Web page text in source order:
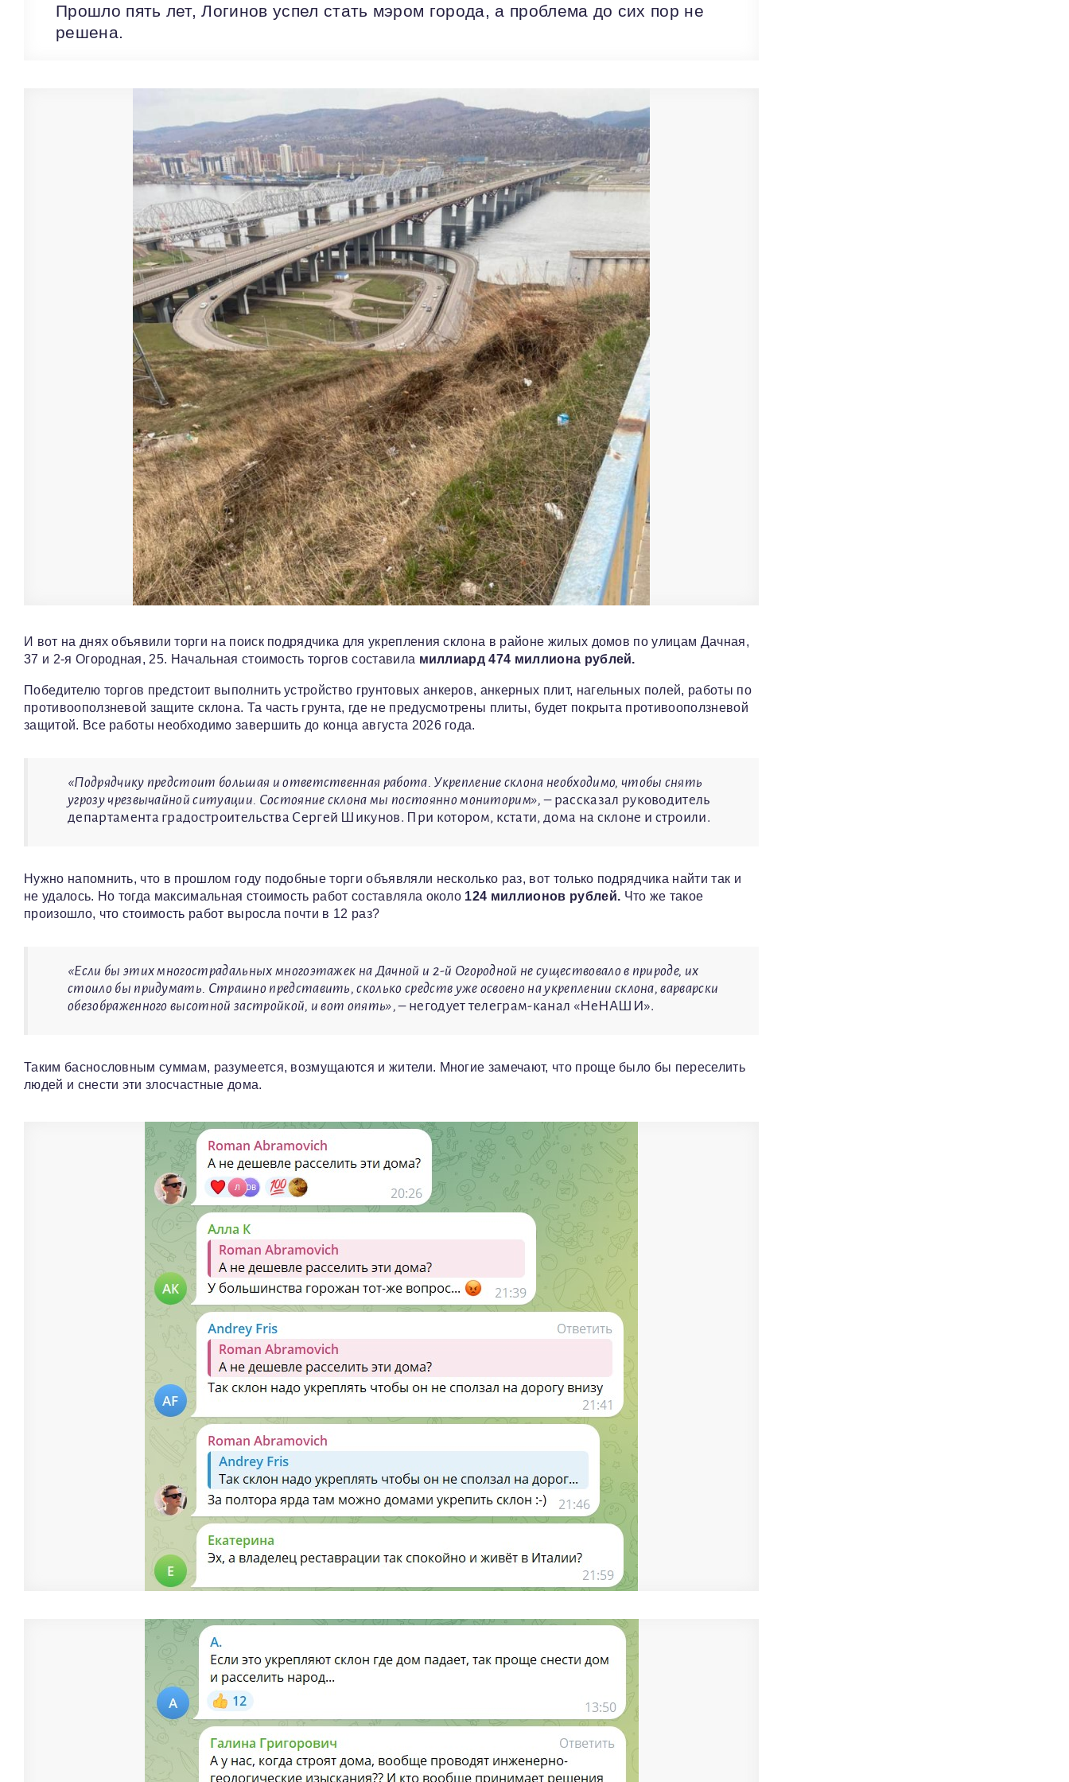
Прошло пять лет, Логинов успел стать мэром города, а проблема до сих пор не
решена.
И вот на днях объявили торги на поиск подрядчика для укрепления склона в районе жилых домов по улицам Дачная,
37 и 2-я Огородная, 25. Начальная стоимость торгов составила миллиард 474 миллиона рублей.
Победителю торгов предстоит выполнить устройство грунтовых анкеров, анкерных плит, нагельных полей, работы по
противооползневой защите склона. Та часть грунта, где не предусмотрены плиты, будет покрыта противооползневой
защитой. Все работы необходимо завершить до конца августа 2026 года.
«Подрядчику предстоит большая и ответственная работа. Укрепление склона необходимо, чтобы снять
угрозу чрезвычайной ситуации. Состояние склона мы постоянно мониторим», – рассказал руководитель
департамента градостроительства Сергей Шикунов. При котором, кстати, дома на склоне и строили.
Нужно напомнить, что в прошлом году подобные торги объявляли несколько раз, вот только подрядчика найти так и
не удалось. Но тогда максимальная стоимость работ составляла около 124 миллионов рублей. Что же такое
произошло, что стоимость работ выросла почти в 12 раз?
«Если бы этих многострадальных многоэтажек на Дачной и 2-й Огородной не существовало в природе, их
стоило бы придумать. Страшно представить, сколько средств уже освоено на укреплении склона, варварски
обезображенного высотной застройкой, и вот опять»,– негодует телеграм-канал «НеНАШИ».
Таким баснословным суммам, разумеется, возмущаются и жители. Многие замечают, что проще было бы переселить
людей и снести эти злосчастные дома.